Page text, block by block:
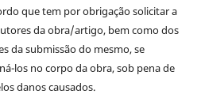
que tem por obrigação solicitar a
da obra/artigo, bem como dos
da submissão do mesmo, se
los no corpo da obra, sob pena de
danos causados.